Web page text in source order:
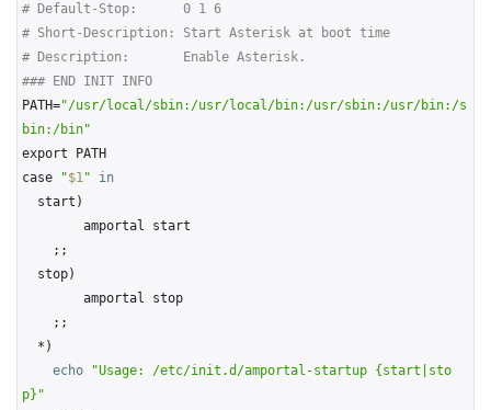
# Default-Stop:      0 1 6
# Short-Description: Start Asterisk at boot time
# Description:       Enable Asterisk.
### END INIT INFO
PATH="/usr/local/sbin:/usr/local/bin:/usr/sbin:/usr/bin:/s
bin:/bin"
export PATH
case
"$1"
in
echo
"Usage: /etc/init.d/amportal-startup {start|sto
p}"